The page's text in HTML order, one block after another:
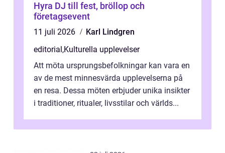
Hyra DJ till fest, bröllop och
företagsevent
11 juli 2026
Karl Lindgren
editorial,Kulturella upplevelser
Att möta ursprungsbefolkningar kan vara en
av de mest minnesvärda upplevelserna på
en resa. Dessa möten erbjuder unika insikter
i traditioner, ritualer, livsstilar och världs...